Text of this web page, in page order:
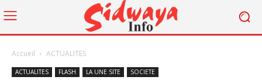
Accueil ACTUALITES
ACTUALITES FLASH LA UNE SITE SOCIETE